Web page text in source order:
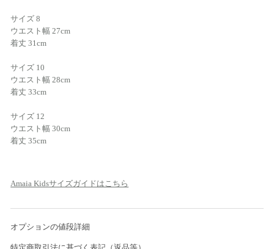
サイズ 8
ウエスト幅 27cm
着丈 31cm
サイズ 10
ウエスト幅 28cm
着丈 33cm
サイズ 12
ウエスト幅 30cm
着丈 35cm
Amaia Kidsサイズガイドはこちら
オプションの値段詳細